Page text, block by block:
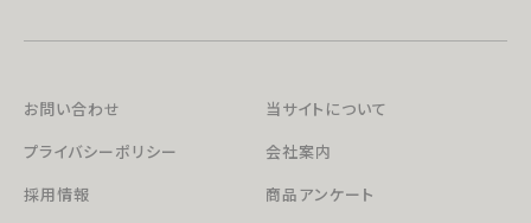
お問い合わせ
当サイトについて
プライバシーポリシー
会社案内
採用情報
商品アンケート